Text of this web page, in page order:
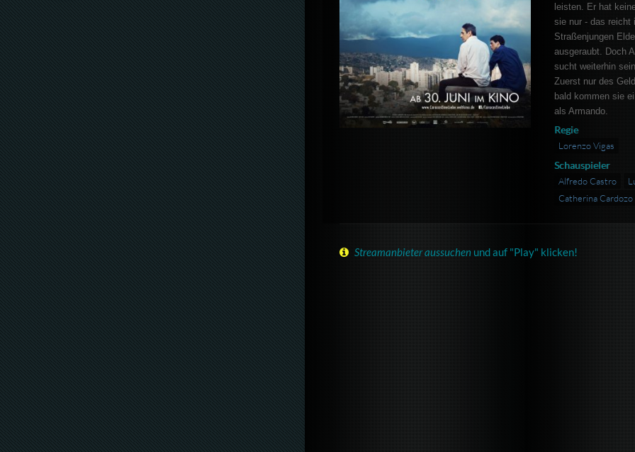
leisten. Er hat
sie nur - das reicht
Straßenjungen
ausgeraubt. Doch
sucht weiterhin
Zuerst nur des
bald kommen sie
als Armando.
Regie
Lorenzo Vigas
Schauspieler
Alfredo Castro
Catherina Cardozo
Streamanbieter aussuchen und auf "Play" klicken!